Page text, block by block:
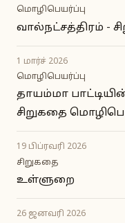
மொழிபெயர்ப்பு
வால்நட்சத்திரம் -
1 மார்ச் 2026
மொழிபெயர்ப்பு
தாயம்மா
சிறுகதை
19 பிப்ரவரி 2026
சிறுகதை
உள்ளுறை
26 ஜனவரி 2026